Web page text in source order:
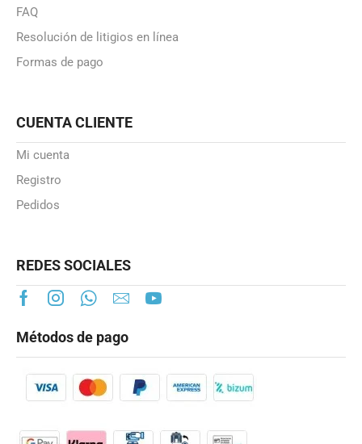
FAQ
Resolución de litigios en línea
Formas de pago
CUENTA CLIENTE
Mi cuenta
Registro
Pedidos
REDES SOCIALES
Métodos de pago